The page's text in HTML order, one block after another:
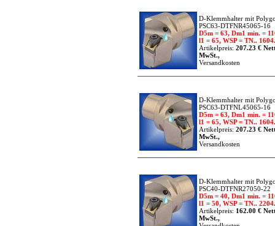
D-Klemmhalter mit
PSC63-DTFNR45065-16
D5m = 63, Dm1 min. =
l1 = 65, WSP = TN..
Artikelpreis: 207.23 €
MwSt.,
Versandkosten
D-Klemmhalter mit
PSC63-DTFNL45065-16
D5m = 63, Dm1 min. =
l1 = 65, WSP = TN..
Artikelpreis: 207.23 €
MwSt.,
Versandkosten
D-Klemmhalter mit
PSC40-DTFNR27050-22
D5m = 40, Dm1 min. =
l1 = 50, WSP = TN..
Artikelpreis: 162.00 €
MwSt.,